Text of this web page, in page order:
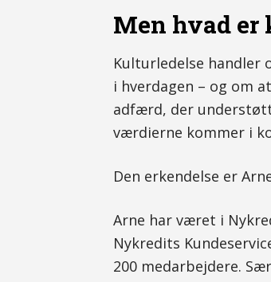
Men hvad er
Kulturledelse handler
i hverdagen – og om
adfærd, der
værdierne kommer i
Den erkendelse er
Arne har været i
Nykredits
200 medarbejdere.